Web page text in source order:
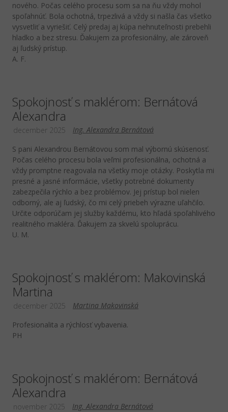
nového. Počas celého procesu som sa na ňu vždy mohol
spoľahnúť. Bola ochotná, trpezlivá a vždy si našla čas všetko
vysvetliť a vyriešiť. Celý predaj aj kúpa nehnuteľnosti prebehli
hladko a bez stresu. Ďakujem za profesionálny, ale zároveň
aj ľudský prístup.
A. F.
Spokojnosť s maklérom: Bernátová
Alexandra
Ing. Alexandra Bernátová
december 2025
S pani Alexandrou Bernátovou som mal výbornú skúsenosť.
Počas celého procesu bola veľmi profesionálna, ochotná a
vždy promptne reagovala na všetky moje otázky. Poskytla mi
presné a jasné informácie, všetky potrebné dokumenty
zabezpečila rýchlo a bez problémov. Jej prístup bol nielen
odborný, ale aj ľudský, čo mi celý priebeh výrazne uľahčilo.
Určite odporúčam jej služby každému, kto hľadá spoľahlivého
realitného makléra. Ďakujem za skvelú spoluprácu.
U. M.
Spokojnosť s maklérom: Makovinská
Martina
Martina Makovinská
december 2025
Profesionalita a rýchlosť vybavenia.
PH
Spokojnosť s maklérom: Bernátová
Alexandra
Ing. Alexandra Bernátová
november 2025